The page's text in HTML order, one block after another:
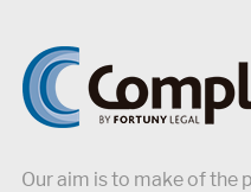
Our aim is to make of the